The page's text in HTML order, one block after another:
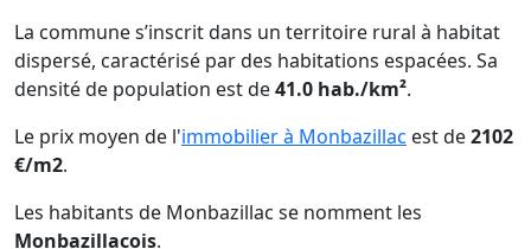
La commune s’inscrit dans un territoire rural à habitat
dispersé, caractérisé par des habitations espacées. Sa
densité de population est de41.0 hab./km².
Le prix moyen de l'immobilier à Monbazillac est de2102
€/m2.
Les habitants de Monbazillac se nomment les
Monbazillacois.